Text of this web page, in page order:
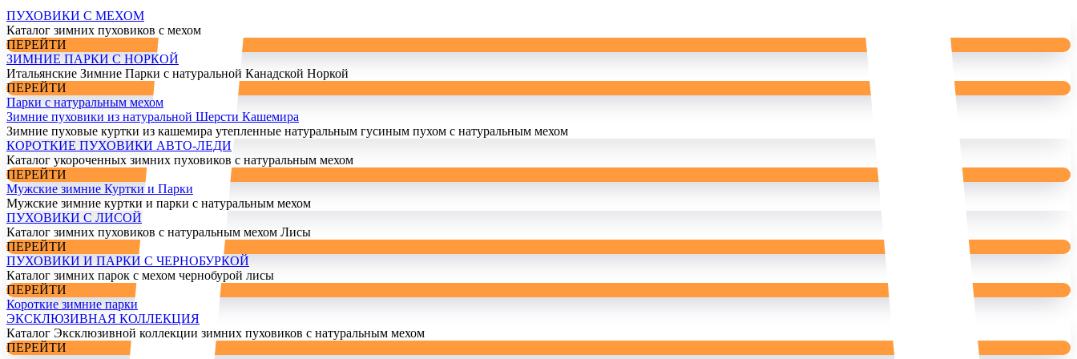
ПУХОВИКИ С МЕХОМ
Каталог зимних пуховиков с мехом
ПЕРЕЙТИ
ЗИМНИЕ ПАРКИ С НОРКОЙ
Итальянские Зимние Парки с натуральной Канадской Норкой
ПЕРЕЙТИ
Парки с натуральным мехом
Зимние пуховики из натуральной Шерсти Кашемира
Зимние пуховые куртки из кашемира утепленные натуральным гусиным пухом с натуральным мехом
КОРОТКИЕ ПУХОВИКИ АВТО-ЛЕДИ
Каталог укороченных зимних пуховиков с натуральным мехом
ПЕРЕЙТИ
Мужские зимние Куртки и Парки
Мужские зимние куртки и парки с натуральным мехом
ПУХОВИКИ С ЛИСОЙ
Каталог зимних пуховиков с натуральным мехом Лисы
ПЕРЕЙТИ
ПУХОВИКИ И ПАРКИ С ЧЕРНОБУРКОЙ
Каталог зимних парок с мехом чернобурой лисы
ПЕРЕЙТИ
Короткие зимние парки
ЭКСКЛЮЗИВНАЯ КОЛЛЕКЦИЯ
Каталог Эксклюзивной коллекции зимних пуховиков с натуральным мехом
ПЕРЕЙТИ